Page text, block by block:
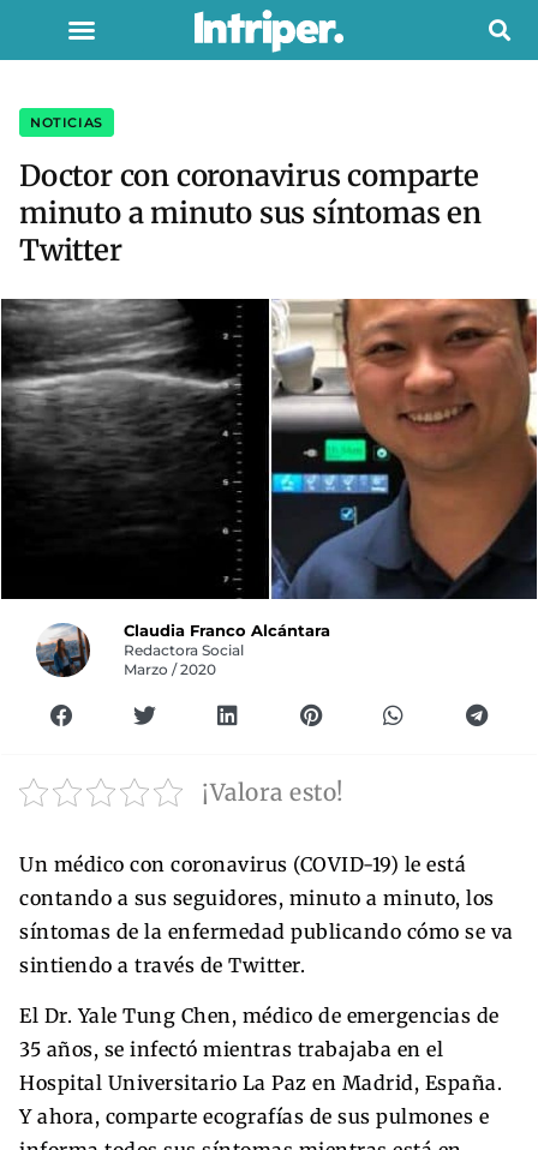
NOTICIAS
Doctor con coronavirus comparte
minuto a minuto sus síntomas en
Twitter
Claudia Franco Alcántara
Redactora Social
Marzo / 2020
¡Valora esto!
Un médico con coronavirus (COVID-19) le está
contando a sus seguidores, minuto a minuto, los
síntomas de la enfermedad publicando cómo se va
sintiendo a través de Twitter.
El Dr. Yale Tung Chen, médico de emergencias de
35 años, se infectó mientras trabajaba en el
Hospital Universitario La Paz en Madrid, España.
Y ahora, comparte ecografías de sus pulmones e